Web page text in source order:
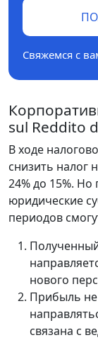
Свяжемся с
sul Reddito
В ходе
снизить налог
24% до 15%. Но
юридические
периодов
нового
Прибыль не
связана с